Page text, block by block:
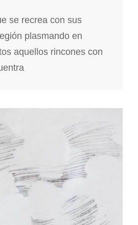
se recrea con sus
plasmando en
aquellos rincones con